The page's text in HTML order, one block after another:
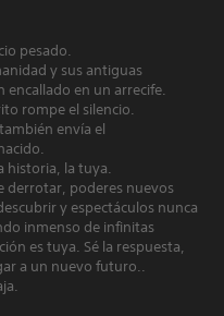
pesado.
y sus antiguas
encallado en un arrecife.
rompe el silencio.
envía el
historia, la tuya.
derrotar, poderes nuevos
y espectáculos nunca
inmenso de infinitas
es tuya. Sé la respuesta,
a un nuevo futuro..